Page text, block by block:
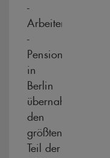
Arbeiter
Pensionskasse
in
Berlin
übernahm
den
größten
Teil der